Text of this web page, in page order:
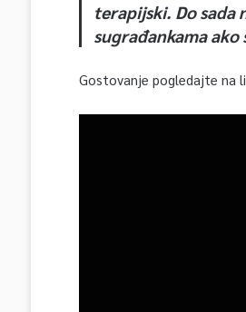
terapijski. Do sada
sugrađankama
Gostovanje pogledajte na